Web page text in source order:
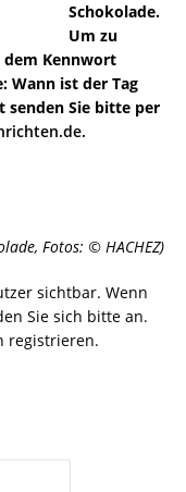
Schokolade.
Um zu
dem Kennwort
Wann ist der Tag
senden Sie bitte per
Fotos: © HACHEZ)
sichtbar. Wenn
Sie sich bitte an.
registrieren.